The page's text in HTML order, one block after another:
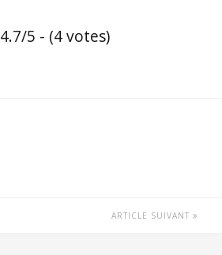
4.7/5 - (4 votes)
ARTICLE SUIVANT